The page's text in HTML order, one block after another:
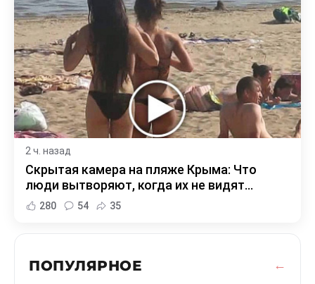
2 ч. назад
Скрытая камера на пляже Крыма: Что
люди вытворяют, когда их не видят...
280 54 35
ПОПУЛЯРНОЕ